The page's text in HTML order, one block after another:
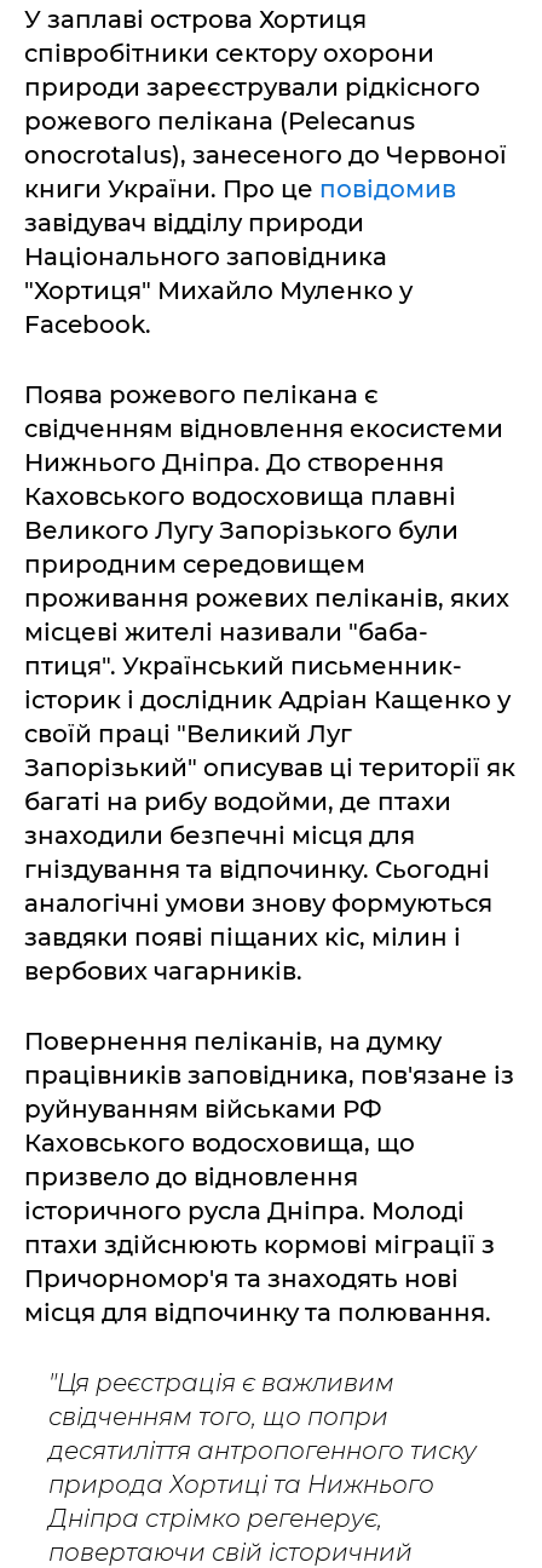
У заплаві острова Хортиця
співробітники сектору охорони
природи зареєстрували рідкісного
рожевого пелікана (Pelecanus
onocrotalus), занесеного до Червоної
книги України. Про це повідомив
завідувач відділу природи
Національного заповідника
"Хортиця" Михайло Муленко у
Facebook.
Поява рожевого пелікана є
свідченням відновлення екосистеми
Нижнього Дніпра. До створення
Каховського водосховища плавні
Великого Лугу Запорізького були
природним середовищем
проживання рожевих пеліканів, яких
місцеві жителі називали "баба-
птиця". Український письменник-
історик і дослідник Адріан Кащенко у
своїй праці "Великий Луг
Запорізький" описував ці території як
багаті на рибу водойми, де птахи
знаходили безпечні місця для
гніздування та відпочинку. Сьогодні
аналогічні умови знову формуються
завдяки появі піщаних кіс, мілин і
вербових чагарників.
Повернення пеліканів, на думку
працівників заповідника, пов'язане із
руйнуванням військами РФ
Каховського водосховища, що
призвело до відновлення
історичного русла Дніпра. Молоді
птахи здійснюють кормові міграції з
Причорномор'я та знаходять нові
місця для відпочинку та полювання.
"Ця реєстрація є важливим
свідченням того, що попри
десятиліття антропогенного тиску
природа Хортиці та Нижнього
Дніпра стрімко регенерує,
повертаючи свій історичний